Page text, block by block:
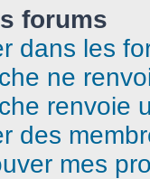
forums
dans les
ne
renvoie
des
mes